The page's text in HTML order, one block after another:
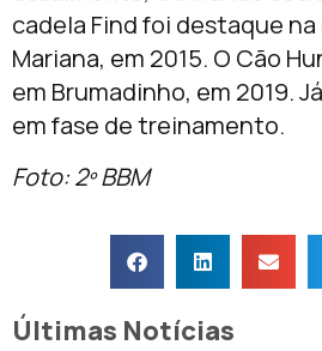
cadela Find foi destaque
Mariana, em 2015. O Cão
em Brumadinho, em 2019.
em fase de treinamento.
Foto: 2º BBM
Últimas Notícias